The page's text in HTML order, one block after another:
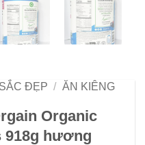
ĐẸP / ĂN KIÊNG
Organic
918g hương